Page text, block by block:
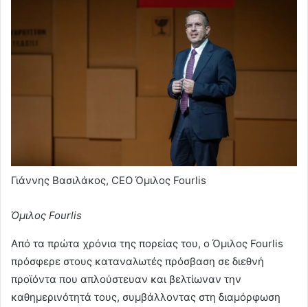
Γιάννης Βασιλάκος, CEO Όμιλος Fourlis
Όμιλος Fourlis
Από τα πρώτα χρόνια της πορείας του, ο Όμιλος Fourlis
πρόσφερε στους καταναλωτές πρόσβαση σε διεθνή
προϊόντα που απλούστευαν και βελτίωναν την
καθημερινότητά τους, συμβάλλοντας στη διαμόρφωση